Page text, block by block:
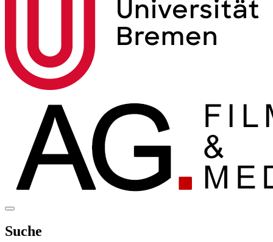
Suche